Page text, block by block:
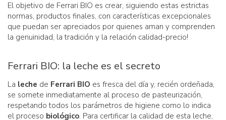
El objetivo de Ferrari BIO es crear, siguiendo estas estrictas
normas, productos finales, con características excepcionales
que puedan ser apreciados por quienes aman y comprenden
la genuinidad, la tradición y la relación calidad-precio!
Ferrari BIO: la leche es el secreto
La leche de Ferrari BIO es fresca del día y, recién ordeñada,
se somete inmediatamente al proceso de pasteurización,
respetando todos los parámetros de higiene como lo indica
el proceso biológico. Para certificar la calidad de esta leche,